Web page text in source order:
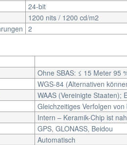
24-bit
1200 nits / 1200 cd/m2
2
Ohne SBAS: ≤ 15 Meter 95
WGS-84 (Alternativen
WAAS (Vereinigte Staaten);
Gleichzeitiges Verfolgen
Intern – Keramik-Chip ist
GPS, GLONASS, Beidou
Automatisch